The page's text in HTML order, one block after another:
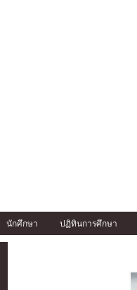
นักศึกษา ปฏิทินการศึกษา